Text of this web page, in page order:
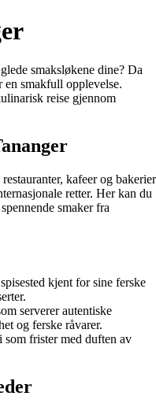
smaksløkene dine? Da
smakfull opplevelse.
reise gjennom
kafeer og bakerier
retter. Her kan du
smaker fra
kjent for sine ferske
serverer autentiske
og ferske råvarer.
frister med duften av